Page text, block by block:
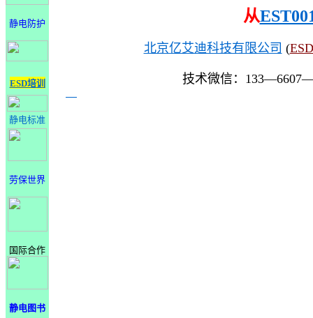
静电防护
ESD培训
静电标准
劳保世界
国际合作
静电图书
从
北京亿艾迪科技有限公司 (
技术微信：